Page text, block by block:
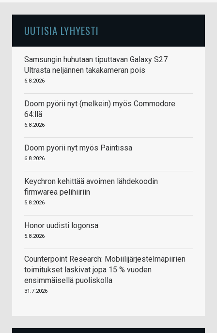
UUTISIA LYHYESTI
Samsungin huhutaan tiputtavan Galaxy S27
Ultrasta neljännen takakameran pois
6.8.2026
Doom pyörii nyt (melkein) myös Commodore
64:llä
6.8.2026
Doom pyörii nyt myös Paintissa
6.8.2026
Keychron kehittää avoimen lähdekoodin
firmwarea pelihiiriin
5.8.2026
Honor uudisti logonsa
5.8.2026
Counterpoint Research: Mobiilijärjestelmäpiirien
toimitukset laskivat jopa 15 % vuoden
ensimmäisellä puoliskolla
31.7.2026